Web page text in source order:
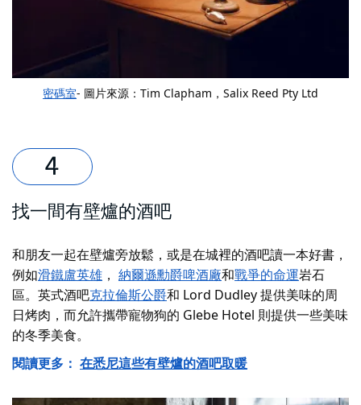
密碼室- 圖片來源：Tim Clapham，Salix Reed Pty Ltd
找一間有壁爐的酒吧
和朋友一起在壁爐旁放鬆，或是在城裡的酒吧讀一本好書，
例如滑鐵盧英雄 ， 納爾遜勳爵啤酒廠和戰爭的命運岩石
區。英式酒吧克拉倫斯公爵和 Lord Dudley 提供美味的周
日烤肉，而允許攜帶寵物狗的 Glebe Hotel 則提供一些美味
的冬季美食。
閱讀更多： 在悉尼這些有壁爐的酒吧取暖